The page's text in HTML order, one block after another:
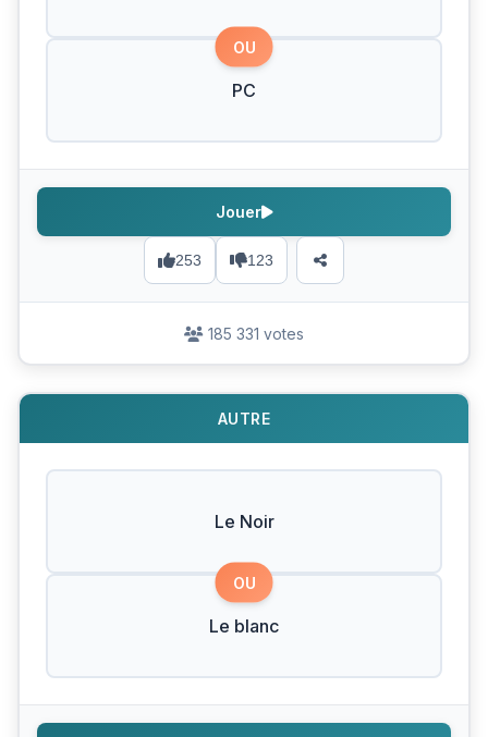
OU
PC
253 123
Jouer
185 331 votes
AUTRE
Le Noir
OU
Le blanc